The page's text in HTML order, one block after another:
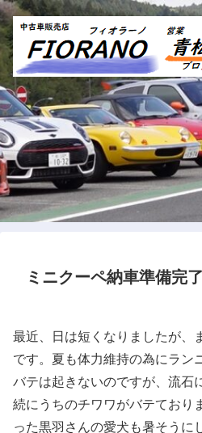
ミニクーペ納車準備完了
最近、日は短くなりましたが、
です。夏も体力維持の為にラン
バテは起きないのですが、流石
続にうちのチワワがバテてお
った黒羽さんの愛犬も暑そうに